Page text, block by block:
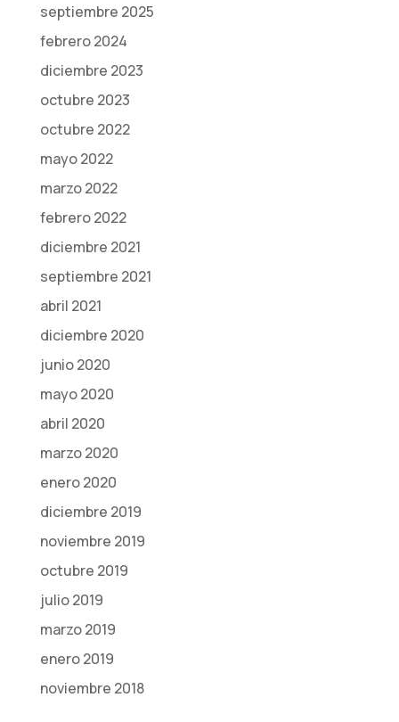
septiembre 2025
febrero 2024
diciembre 2023
octubre 2023
octubre 2022
mayo 2022
marzo 2022
febrero 2022
diciembre 2021
septiembre 2021
abril 2021
diciembre 2020
junio 2020
mayo 2020
abril 2020
marzo 2020
enero 2020
diciembre 2019
noviembre 2019
octubre 2019
julio 2019
marzo 2019
enero 2019
noviembre 2018